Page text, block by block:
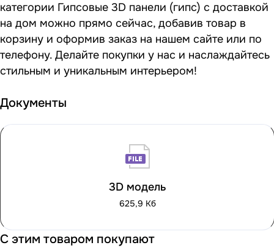
категории Гипсовые 3D панели (гипс) с доставкой
на дом можно прямо сейчас, добавив товар в
корзину и оформив заказ на нашем сайте или по
телефону. Делайте покупки у нас и наслаждайтесь
стильным и уникальным интерьером!
Документы
3D модель
625,9 Кб
С этим товаром покупают